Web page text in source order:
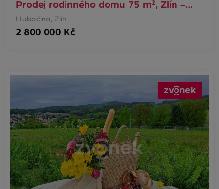
Prodej rodinného domu 75 m², Zlín -…
Hlubočina, Zlín
2 800 000 Kč